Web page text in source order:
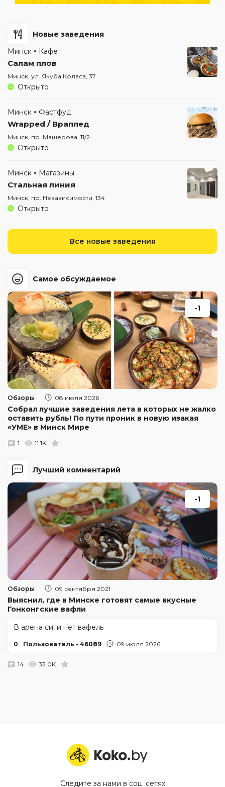
Новые заведения
Минск
Кафе
Салам плов
Минск, ул. Якуба Коласа, 37
Открыто
Минск Фастфуд
Wrapped / Враппед
Минск, пр. Машерова, 11/2
Открыто
Минск Магазины
Стальная линия
Минск, пр. Независимости, 134
Открыто
Все новые заведения
Лучший комментарий
-1
Обзоры 09 сентября 2021
Выяснил, где в Минске готовят самые вкусные
Гонконгские вафли
В арена сити нет вафель
0 Пользователь - 46089 09 июля 2026
14 33.0K
Самое обсуждаемое
-1
Обзоры 08 июля 2026
Собрал лучшие заведения лета в которых не жалко
оставить рубль! По пути проник в новую изакая
«УМЕ» в Минск Мире
1 11.1K
Следите за нами в соц. сетях